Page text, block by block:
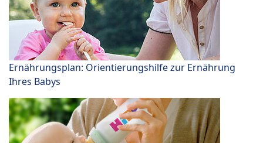
Ernährungsplan: Orientierungshilfe zur Ernährung
Ihres Babys